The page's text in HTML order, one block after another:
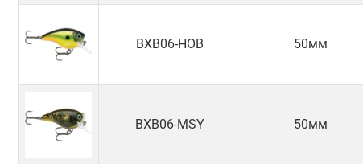
BXB06-HOB 50мм
BXB06-MSY 50мм